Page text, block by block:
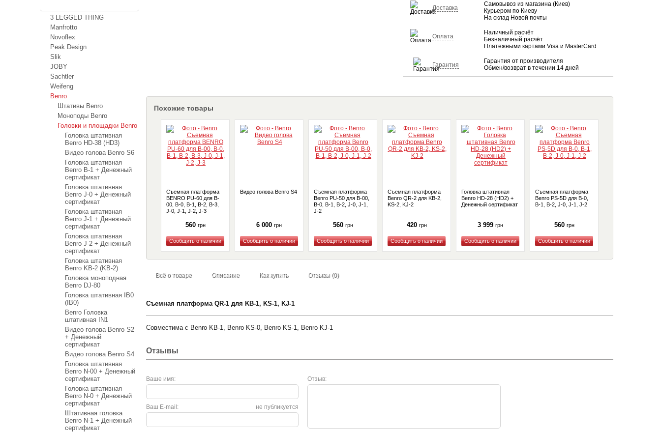
Доставка
Самовывоз из магазина (Киев)
Курьером по Киеву
На склад Новой почты
Оплата
Наличный расчёт
Безналичный расчёт
Платежными картами Visa и MasterCard
Гарантия
Гарантия от производителя
Обмен/возврат в течении 14 дней
Похожие товары
Съемная платформа
BENRO PU-60 для B-
00, B-0, B-1, B-2, B-3,
J-0, J-1, J-2, J-3
560 грн
Купить
Видео голова Benro S4
6 000 грн
Купить
Съемная платформа
Benro PU-50 для B-00,
B-0, B-1, B-2, J-0, J-1,
J-2
560 грн
Купить
Съемная платформа
Benro QR-2 для KB-2,
KS-2, KJ-2
420 грн
Купить
Головка штативная
Benro HD-28 (HD2) +
Денежный сертификат
3 999 грн
Купить
Съемная платформа
Benro PS-5D для B-0,
B-1, B-2, J-0, J-1, J-2
560 грн
Купить
Всё о товаре Описание Как купить Отзывы (0)
Съемная платформа QR-1 для KB-1, KS-1, KJ-1
Cовместима с Benro KB-1, Benro KS-0, Benro KS-1, Benro KJ-1
Отзывы
Ваше имя: Отзыв:
не публикуется
Ваш E-mail:
3 LEGGED THING
Manfrotto
Novoflex
Peak Design
Slik
JOBY
Sachtler
Weifeng
Benro
Штативы Benro
Моноподы Benro
Головки и площадки Benro
Головка штативная
Benro HD-38 (HD3)
Видео голова Benro S6
Головка штативная
Benro B-1 + Денежный
сертификат
Головка штативная
Benro J-0 + Денежный
сертификат
Головка штативная
Benro J-1 + Денежный
сертификат
Головка штативная
Benro J-2 + Денежный
сертификат
Головка штативная
Benro KB-2 (KB-2)
Головка моноподная
Benro DJ-80
Головка штативная IB0
(IB0)
Benro Головка
штативная IN1
Видео голова Benro S2
+ Денежный
сертификат
Видео голова Benro S4
Головка штативная
Benro N-00 + Денежный
сертификат
Головка штативная
Benro N-0 + Денежный
сертификат
Штативная головка
Benro N-1 + Денежный
сертификат